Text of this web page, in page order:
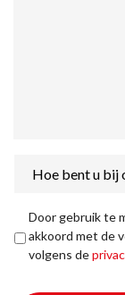
bent
ons
terechtgekomen?
Privacyverklaring *
Door gebruik te
akkoord met de
volgens de